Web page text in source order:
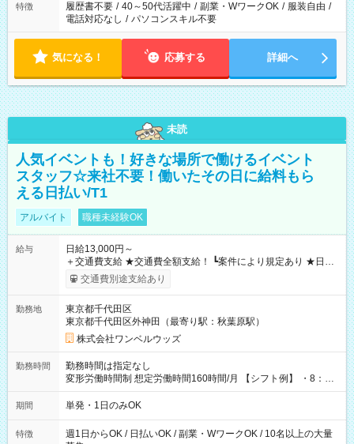
特徴 履歴書不要 / 40～50代活躍中 / 副業・WワークOK / 服装自由 /
電話対応なし / パソコンスキル不要
気になる！ 応募する 詳細へ
未読
人気イベントも！好きな場所で働けるイベント
スタッフ☆来社不要！働いたその日に給料もら
える日払い/T1
アルバイト 職種未経験OK
給与
日給13,000円～
＋交通費支給 ★交通費全額支給！ ┗案件により規定あり ★日払
いOK！（規定あり） ┗働いたその日に現金GET♪ お仕事後はコ
ンビニATMから 日払い分を引き落とせます！ 【試用期間】試
交通費別途支給あり
勤務地
東京都千代田区
東京都千代田区外神田（最寄り駅：秋葉原駅）
株式会社ワンベルウッズ
勤務時間
勤務時間は指定なし
変形労働時間制 想定労働時間160時間/月 【シフト例】 ・8：00
～21：00
期間 単発・1日のみOK
特徴
週1日からOK / 日払いOK / 副業・WワークOK / 10名以上の大量